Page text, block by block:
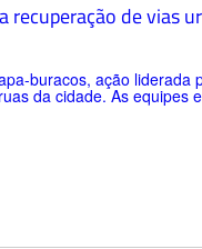
recuperação de vias
buracos, ação liderada
da cidade. As equipes